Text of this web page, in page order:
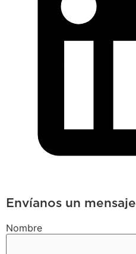
Envíanos un mensaje
Nombre